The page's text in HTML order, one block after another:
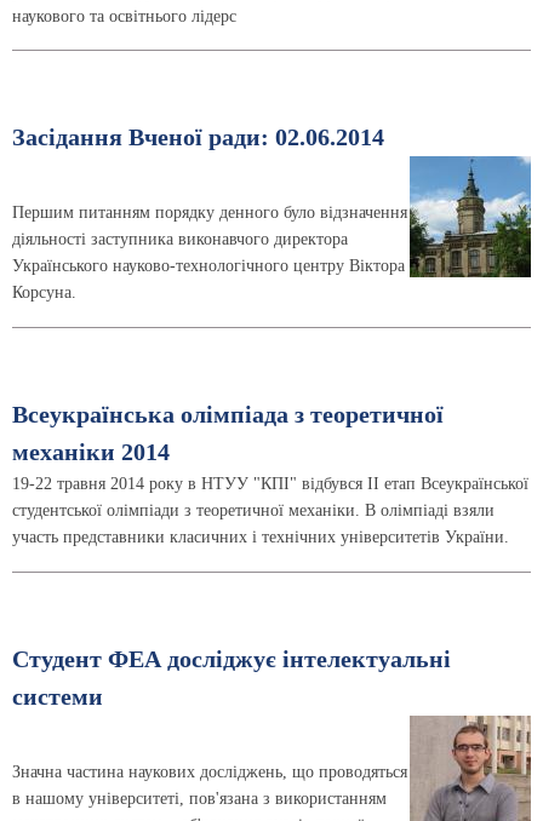
наукового та освітнього лідерс
Засідання Вченої ради: 02.06.2014
Першим питанням порядку денного було відзначення
діяльності заступника виконавчого директора
Українського науково-технологічного центру Віктора
Корсуна.
Всеукраїнська олімпіада з теоретичної
механіки 2014
19-22 травня 2014 року в НТУУ "КПІ" відбувся ІІ етап Всеукраїнської
студентської олімпіади з теоретичної механіки. В олімпіаді взяли
участь представники класичних і технічних університетів України.
Студент ФЕА досліджує інтелектуальні
системи
Значна частина наукових досліджень, що проводяться
в нашому університеті, пов'язана з використанням